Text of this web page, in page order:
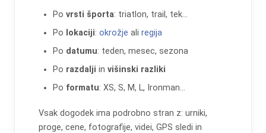
Da, želim napredovati 💪
Brez neželene pošte, odjavite se lahko kadarkoli.
Po vrsti športa: triatlon, trail, tek...
Po lokaciji: okrožje ali regija
Po datumu: teden, mesec, sezona
Po razdalji in višinski razliki
Po formatu: XS, S, M, L, Ironman...
Vsak dogodek ima podrobno stran z: urniki,
proge, cene, fotografije, videi, GPS sledi in